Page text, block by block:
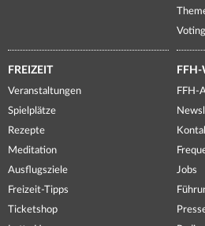
Voting
FREIZEIT
Veranstaltungen
Spielplätze
Rezepte
Meditation
Ausflugsziele
Freizeit-Tipps
Ticketshop
FFH-
FFH-
Jobs